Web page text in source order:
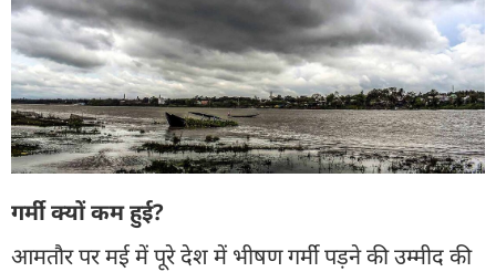
गर्मी क्यों कम हुई?
आमतौर पर मई में पूरे देश में भीषण गर्मी पड़ने की उम्मीद की